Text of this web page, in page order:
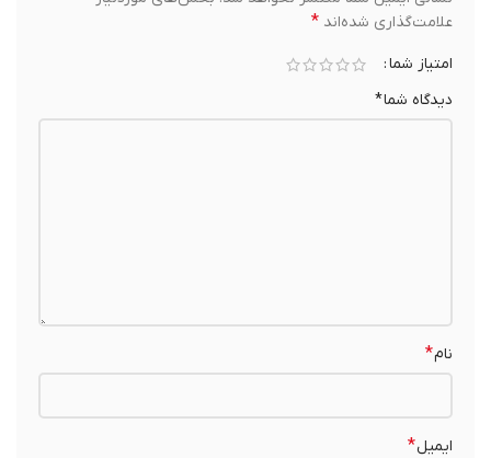
علامت‌گذاری شده‌اند*
امتیاز شما
دیدگاه شما*
ایمیل*